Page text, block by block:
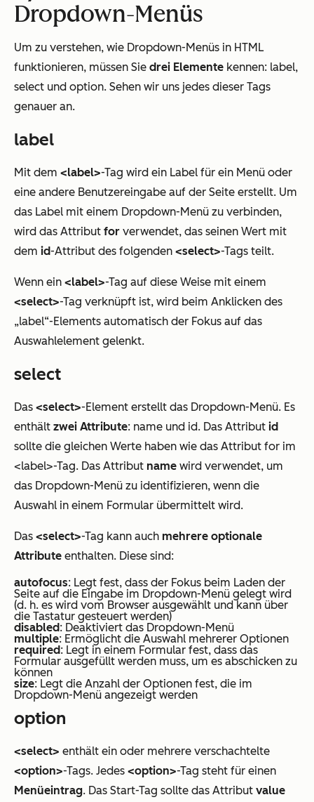
Dropdown-Menüs
Um zu verstehen, wie Dropdown-Menüs in HTML
funktionieren, müssen Sie drei Elemente kennen: label,
select und option. Sehen wir uns jedes dieser Tags
genauer an.
label
Mit dem <label>-Tag wird ein Label für ein Menü oder
eine andere Benutzereingabe auf der Seite erstellt. Um
das Label mit einem Dropdown-Menü zu verbinden,
wird das Attribut for verwendet, das seinen Wert mit
dem id-Attribut des folgenden <select>-Tags teilt.
Wenn ein <label>-Tag auf diese Weise mit einem
<select>-Tag verknüpft ist, wird beim Anklicken des
„label“-Elements automatisch der Fokus auf das
Auswahlelement gelenkt.
select
Das <select>-Element erstellt das Dropdown-Menü. Es
enthält zwei Attribute: name und id. Das Attribut id
sollte die gleichen Werte haben wie das Attribut for im
<label>-Tag. Das Attribut name wird verwendet, um
das Dropdown-Menü zu identifizieren, wenn die
Auswahl in einem Formular übermittelt wird.
Das <select>-Tag kann auch mehrere optionale
Attribute enthalten. Diese sind:
autofocus: Legt fest, dass der Fokus beim Laden der
Seite auf die Eingabe im Dropdown-Menü gelegt wird
(d. h. es wird vom Browser ausgewählt und kann über
die Tastatur gesteuert werden)
disabled: Deaktiviert das Dropdown-Menü
multiple: Ermöglicht die Auswahl mehrerer Optionen
required: Legt in einem Formular fest, dass das
Formular ausgefüllt werden muss, um es abschicken zu
können
size: Legt die Anzahl der Optionen fest, die im
Dropdown-Menü angezeigt werden
option
<select> enthält ein oder mehrere verschachtelte
<option>-Tags. Jedes <option>-Tag steht für einen
Menüeintrag. Das Start-Tag sollte das Attribut value